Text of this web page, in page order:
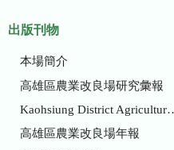
出版刊物
本場簡介
高雄區農業改良場研究彙報
Kaohsiung District Agricultural Research and Extension Station
高雄區農業改良場年報